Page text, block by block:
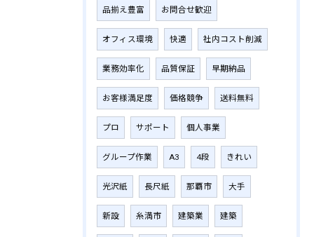
品揃え豊富 お問合せ歓迎
オフィス環境 快適 社内コスト削減
業務効率化 品質保証 早期納品
お客様満足度 価格競争 送料無料
プロ サポート 個人事業
グループ作業 A3 4段 きれい
光沢紙 長尺紙 那覇市 大手
新設 糸満市 建築業 建築